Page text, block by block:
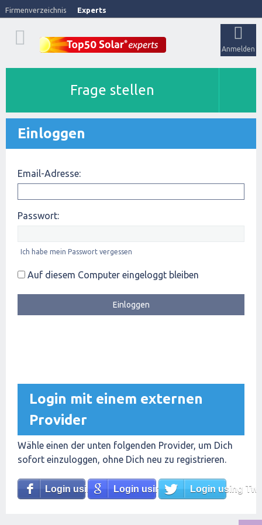
Firmenverzeichnis Experts
Anmelden
Frage stellen
Einloggen
Email-Adresse:
Passwort:
Ich habe mein Passwort vergessen
Auf diesem Computer eingeloggt bleiben
Login mit einem externen
Provider
Wähle einen der unten folgenden Provider, um Dich
sofort einzuloggen, ohne Dich neu zu registrieren.
Login using FacebookLogin using GoogleLogin using